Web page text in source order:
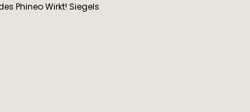
Phineo Wirkt! Siegels